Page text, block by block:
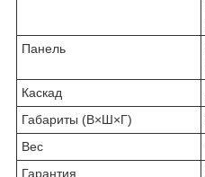
Панель
Каскад
Габариты (В×Ш×Г)
Вес
Гарантия